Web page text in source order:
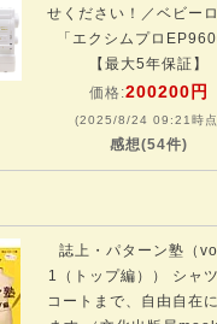
せください！／ベビー
「エクシムプロ
【最大5年保証】
価格:200200円
(2025/8/24 09:21時
感想(54件)
誌上・パターン塾（
1（トップ編）） シャ
コートまで、自由自在